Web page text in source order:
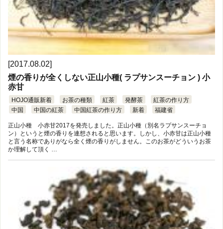
[2017.08.02]
煙の香りが全くしない正山小種( ラプサンスーチョン ) 小
赤甘
HOJO通販新着 お茶の種類 紅茶 発酵茶
紅茶の作り方
中国
中国の紅茶 中国紅茶の作り方 新着 福建省
正山小種 小赤甘2017を発売しました。正山小種（別名ラプサンスーチョ
ン）というと煙の香りを連想されると思います。しかし、小赤甘は正山小種
と言う名称でありがなら全く煙の香りがしません。このお茶がどういうお茶
か理解して頂く …